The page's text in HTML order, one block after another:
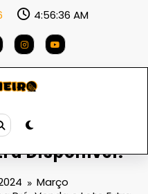
4:56:37 AM
na Pré-
Disponível!
Março